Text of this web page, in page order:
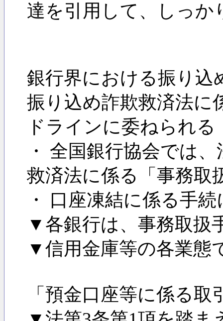
達を引用して、しっか
銀行界における振り込
振り込め詐欺救済法に
ドラインに委ねられる
・ 全国銀行協会では
救済法に係る「事務取
・ 口座凍結に係る手
▼各銀行は、事務取扱
▼信用金庫等の各業態
「預金口座等に係る